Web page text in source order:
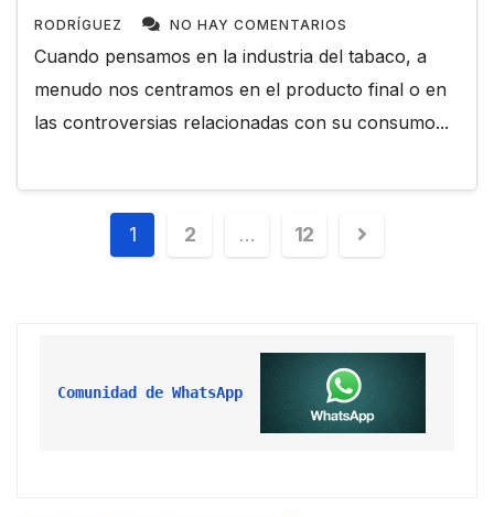
RODRÍGUEZ NO HAY COMENTARIOS
Cuando pensamos en la industria del tabaco, a
menudo nos centramos en el producto final o en
las controversias relacionadas con su consumo...
1 2 … 12
Comunidad de WhatsApp